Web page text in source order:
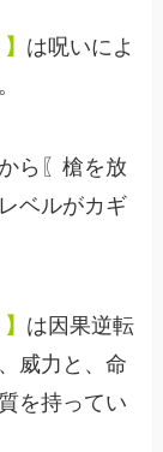
は呪いによ
ら〖槍を放
ベルがカギ
は因果逆転
威力と、命
を持ってい